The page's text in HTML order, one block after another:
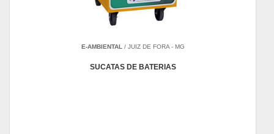
E-AMBIENTAL / JUIZ DE FORA - MG
SUCATAS DE BATERIAS